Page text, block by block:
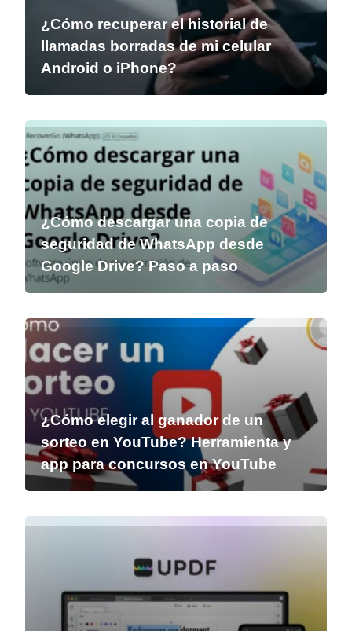
¿Cómo recuperar el historial de
llamadas borradas de mi celular
Android o iPhone?
¿Cómo descargar una copia de
seguridad de WhatsApp desde
Google Drive? Paso a paso
¿Cómo elegir al ganador de un
sorteo en YouTube? Herramienta y
app para concursos en YouTube